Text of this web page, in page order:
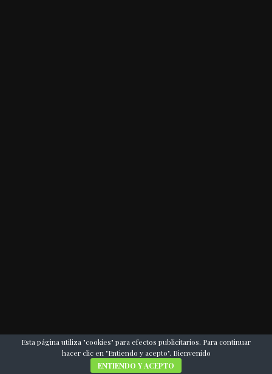
Esta página utiliza "cookies" para efectos publicitarios. Para continuar
hacer clic en "Entiendo y acepto". Bienvenido
ENTIENDO Y ACEPTO